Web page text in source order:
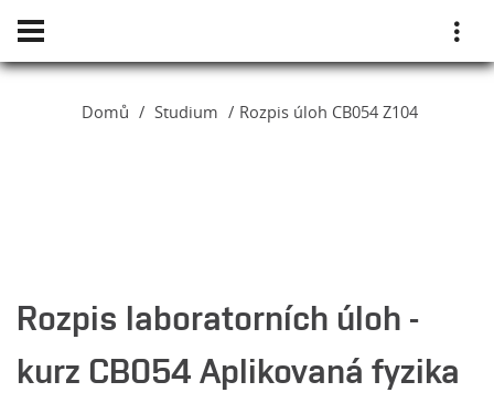
Domů Studium Rozpis úloh CB054 Z104
Rozpis laboratorních úloh -
kurz CB054 Aplikovaná fyzika